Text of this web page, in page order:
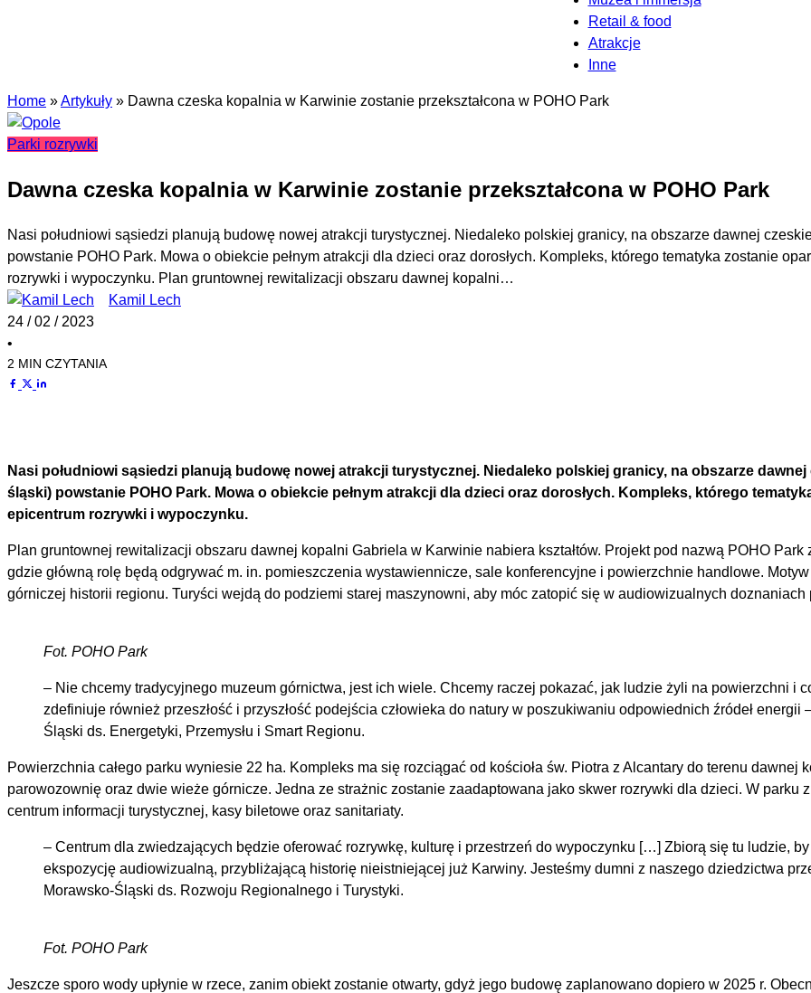
Retail & food
Atrakcje
Inne
Home »Artykuły » Dawna czeska kopalnia w Karwinie zostanie przekształcona w POHO Park
Parki rozrywki
Dawna czeska kopalnia w Karwinie zostanie przekształcona w POHO Park
Nasi południowi sąsiedzi planują budowę nowej atrakcji turystycznej. Niedaleko polskiej granicy, na obszarze dawnej
powstanie POHO Park. Mowa o obiekcie pełnym atrakcji dla dzieci oraz dorosłych. Kompleks, którego tematyka zostanie
rozrywki i wypoczynku. Plan gruntownej rewitalizacji obszaru dawnej kopalni…
Kamil Lech
24 / 02 / 2023
•
2 MIN CZYTANIA
Nasi południowi sąsiedzi planują budowę nowej atrakcji turystycznej. Niedaleko polskiej granicy, na obszarze
śląski) powstanie POHO Park. Mowa o obiekcie pełnym atrakcji dla dzieci oraz dorosłych. Kompleks, którego
epicentrum rozrywki i wypoczynku.
Plan gruntownej rewitalizacji obszaru dawnej kopalni Gabriela w Karwinie nabiera kształtów. Projekt pod nazwą POHO
gdzie główną rolę będą odgrywać m. in. pomieszczenia wystawiennicze, sale konferencyjne i powierzchnie handlowe.
górniczej historii regionu. Turyści wejdą do podziemi starej maszynowni, aby móc zatopić się w audiowizualnych doznaniach
Fot. POHO Park
– Nie chcemy tradycyjnego muzeum górnictwa, jest ich wiele. Chcemy raczej pokazać, jak ludzie żyli na powierzchni i
zdefiniuje również przeszłość i przyszłość podejścia człowieka do natury w poszukiwaniu odpowiednich źródeł
Śląski ds. Energetyki, Przemysłu i Smart Regionu.
Powierzchnia całego parku wyniesie 22 ha. Kompleks ma się rozciągać od kościoła św. Piotra z Alcantary do terenu dawnej
parowozownię oraz dwie wieże górnicze. Jedna ze strażnic zostanie zaadaptowana jako skwer rozrywki dla dzieci. W
centrum informacji turystycznej, kasy biletowe oraz sanitariaty.
– Centrum dla zwiedzających będzie oferować rozrywkę, kulturę i przestrzeń do wypoczynku […] Zbiorą się tu ludzie,
ekspozycję audiowizualną, przybliżającą historię nieistniejącej już Karwiny. Jesteśmy dumni z naszego dziedzictwa
Morawsko-Śląski ds. Rozwoju Regionalnego i Turystyki.
Fot. POHO Park
Jeszcze sporo wody upłynie w rzece, zanim obiekt zostanie otwarty, gdyż jego budowę zaplanowano dopiero w 2025 r.